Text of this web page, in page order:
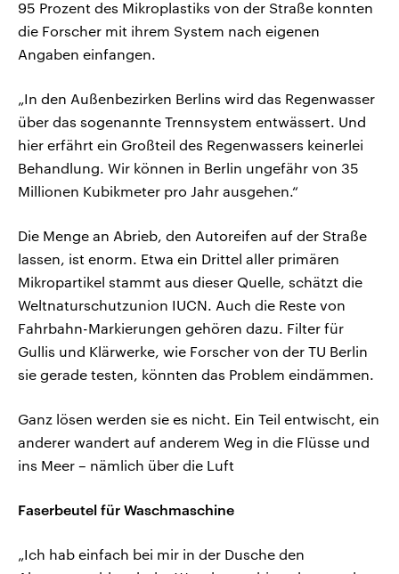
95 Prozent des Mikroplastiks von der Straße konnten
die Forscher mit ihrem System nach eigenen
Angaben einfangen.
„In den Außenbezirken Berlins wird das Regenwasser
über das sogenannte Trennsystem entwässert. Und
hier erfährt ein Großteil des Regenwassers keinerlei
Behandlung. Wir können in Berlin ungefähr von 35
Millionen Kubikmeter pro Jahr ausgehen.“
Die Menge an Abrieb, den Autoreifen auf der Straße
lassen, ist enorm. Etwa ein Drittel aller primären
Mikropartikel stammt aus dieser Quelle, schätzt die
Weltnaturschutzunion IUCN. Auch die Reste von
Fahrbahn-Markierungen gehören dazu. Filter für
Gullis und Klärwerke, wie Forscher von der TU Berlin
sie gerade testen, könnten das Problem eindämmen.
Ganz lösen werden sie es nicht. Ein Teil entwischt, ein
anderer wandert auf anderem Weg in die Flüsse und
ins Meer – nämlich über die Luft
Faserbeutel für Waschmaschine
„Ich hab einfach bei mir in der Dusche den